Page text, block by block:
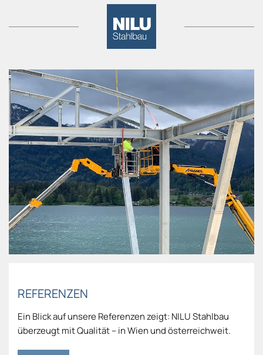
REFERENZEN
Ein Blick auf unsere Referenzen zeigt: NILU Stahlbau
überzeugt mit Qualität – in Wien und österreichweit.